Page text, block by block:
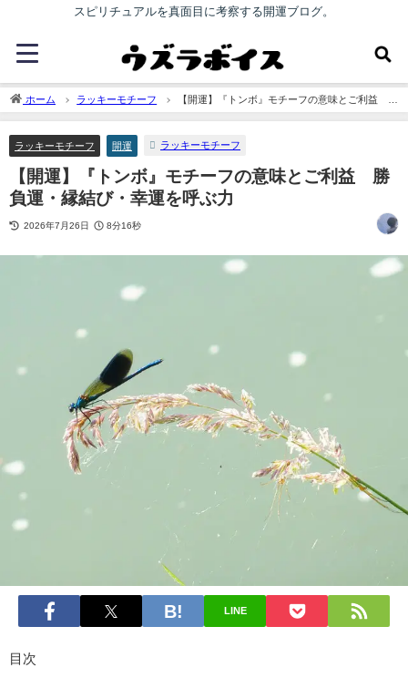
スピリチュアルを真面目に考察する開運ブログ。
ホーム ラッキーモチーフ
【開運】『トンボ』モチーフの意味とご利益 勝
負運・縁結び・幸運を呼ぶ力
ラッキーモチーフ 開運 ラッキーモチーフ
【開運】『トンボ』モチーフの意味とご利益 勝
負運・縁結び・幸運を呼ぶ力
2026年7月26日 8分16秒
LINE
目次